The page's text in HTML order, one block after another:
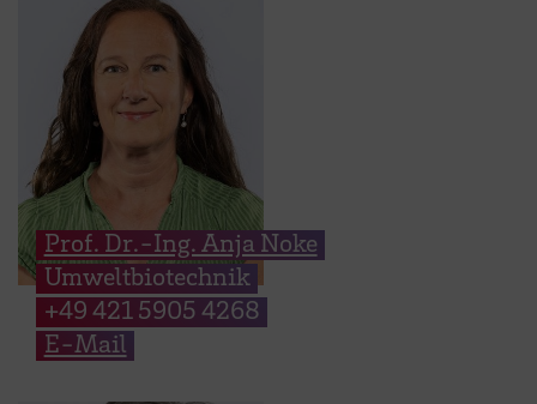
Prof. Dr.-Ing. Anja Noke
Umweltbiotechnik
+49 421 5905 4268
E-Mail